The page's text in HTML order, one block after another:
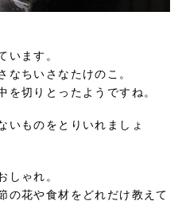
います。
なちいさなたけのこ。
を切りとったようですね。
いものをとりいれましょ
しゃれ。
の花や食材をどれだけ教えて